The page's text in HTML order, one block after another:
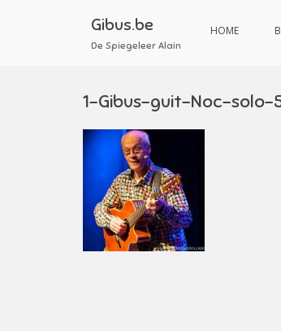
Gibus.be
De Spiegeleer Alain
HOME
1-Gibus-guit-Noc-solo-